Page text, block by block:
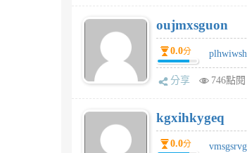
oujmxsguon
0.0分
分享 746點閱
kgxihkygeq
0.0分